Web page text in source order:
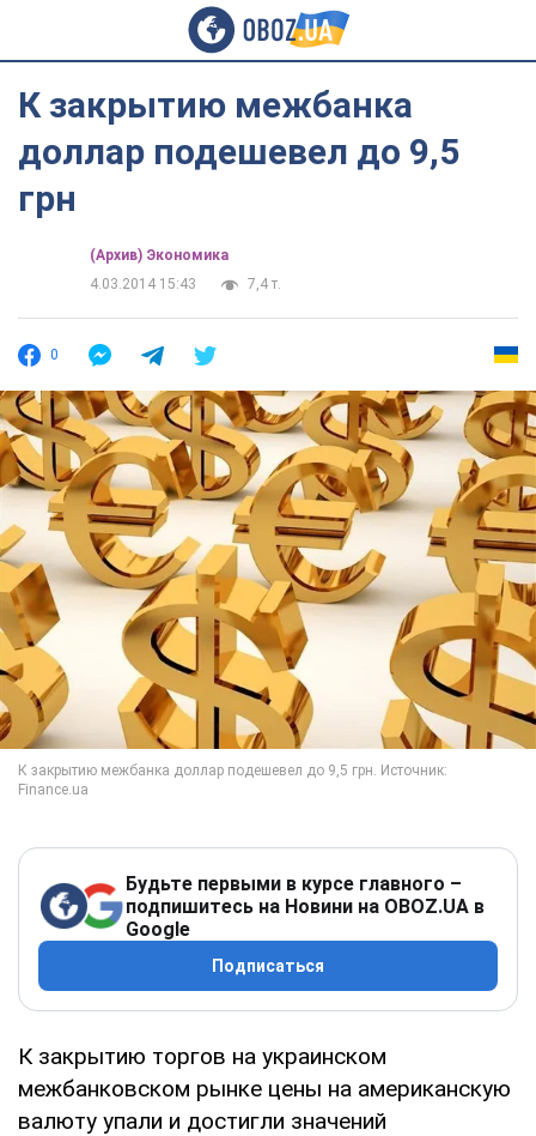
К закрытию межбанка
доллар подешевел до 9,5
грн
(Архив) Экономика
4.03.2014 15:43
7,4 т.
0
Будьте первыми в курсе главного –
подпишитесь на Новини на OBOZ.UA в
Google
Подписаться
К закрытию торгов на украинском
межбанковском рынке цены на американскую
валюту упали и достигли значений